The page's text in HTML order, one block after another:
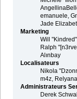
emanuele,
Jade
Marketing
Will
Ralph
Alınbay
Localisateurs
Nikola
m4z,
Administrateurs
Derek